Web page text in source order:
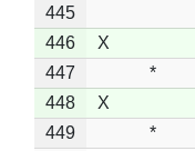
445
446
X
447
*
448
X
449
*